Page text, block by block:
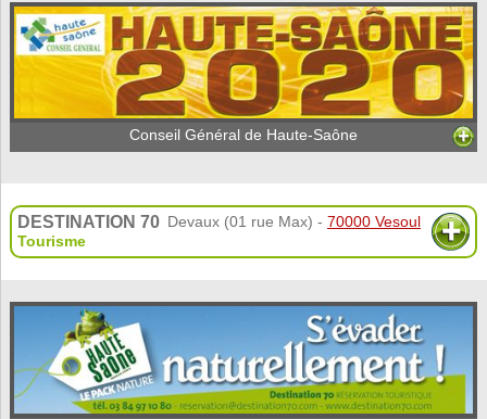
Conseil Général de Haute-Saône
DESTINATION 70 Devaux (01 rue Max) -70000 Vesoul
Tourisme